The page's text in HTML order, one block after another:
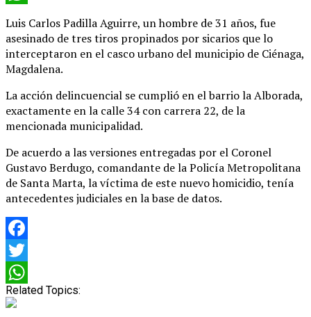
Luis Carlos Padilla Aguirre, un hombre de 31 años, fue
asesinado de tres tiros propinados por sicarios que lo
interceptaron en el casco urbano del municipio de Ciénaga,
Magdalena.
La acción delincuencial se cumplió en el barrio la Alborada,
exactamente en la calle 34 con carrera 22, de la
mencionada municipalidad.
De acuerdo a las versiones entregadas por el Coronel
Gustavo Berdugo, comandante de la Policía Metropolitana
de Santa Marta, la víctima de este nuevo homicidio, tenía
antecedentes judiciales en la base de datos.
Facebook
Twitter
WhatsApp
Related Topics: